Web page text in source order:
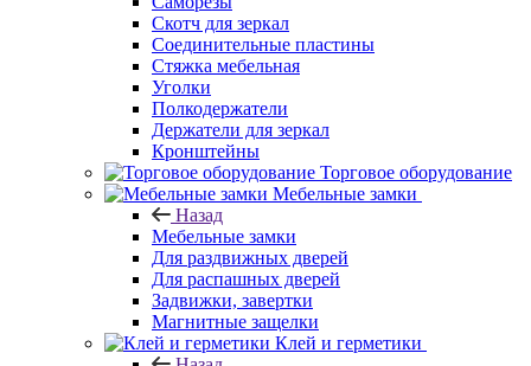
Скотч для зеркал
Соединительные пластины
Стяжка мебельная
Уголки
Полкодержатели
Держатели для зеркал
Кронштейны
Торговое оборудование
Мебельные замки
Назад
Мебельные замки
Для раздвижных дверей
Для распашных дверей
Задвижки, завертки
Магнитные защелки
Клей и герметики